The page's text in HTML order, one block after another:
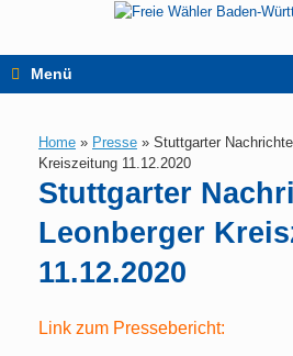
springen
Menü
Home » Presse » Stuttgarter
Kreiszeitung 11.12.2020
Stuttgarter
Leonberger
11.12.2020
Link zum Pressebericht: